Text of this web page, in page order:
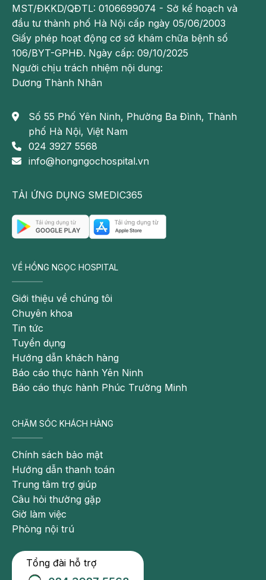
MST/ĐKKD/QĐTL: 0106699074 - Sở kế hoạch và
đầu tư thành phố Hà Nội cấp ngày 05/06/2003
Giấy phép hoạt động cơ sở khám chữa bệnh số
106/BYT-GPHĐ. Ngày cấp: 09/10/2025
Người chịu trách nhiệm nội dung:
Dương Thành Nhân
Số 55 Phố Yên Ninh, Phường Ba Đình, Thành
phố Hà Nội, Việt Nam
024 3927 5568
info@hongngochospital.vn
TẢI ỨNG DỤNG SMEDIC365
VỀ HỒNG NGỌC HOSPITAL
Giới thiệu về chúng tôi
Chuyên khoa
Tin tức
Tuyển dụng
Hướng dẫn khách hàng
Báo cáo thực hành Yên Ninh
Báo cáo thực hành Phúc Trường Minh
CHĂM SÓC KHÁCH HÀNG
Chính sách bảo mật
Hướng dẫn thanh toán
Trung tâm trợ giúp
Câu hỏi thường gặp
Giờ làm việc
Phòng nội trú
Tổng đài hỗ trợ